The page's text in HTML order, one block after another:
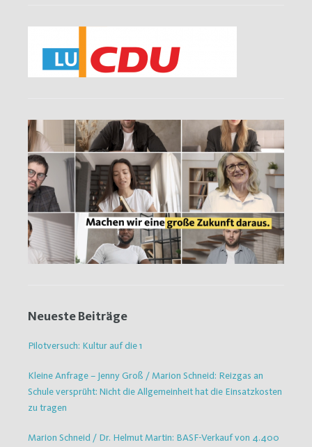
Neueste Beiträge
Pilotversuch: Kultur auf die 1
Kleine Anfrage – Jenny Groß / Marion Schneid: Reizgas an
Schule versprüht: Nicht die Allgemeinheit hat die Einsatzkosten
zu tragen
Marion Schneid / Dr. Helmut Martin: BASF-Verkauf von 4.400